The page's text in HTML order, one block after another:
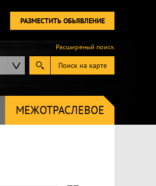
РАЗМЕСТИТЬ ОБЬЯВЛЕНИЕ
Поиск на карте
Расширеный поиск
МЕЖОТРАСЛЕВОЕ